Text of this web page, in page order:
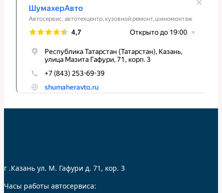
г .Казань ул. М. Гафури д. 71, кор. 3
Часы работы автосервиса: